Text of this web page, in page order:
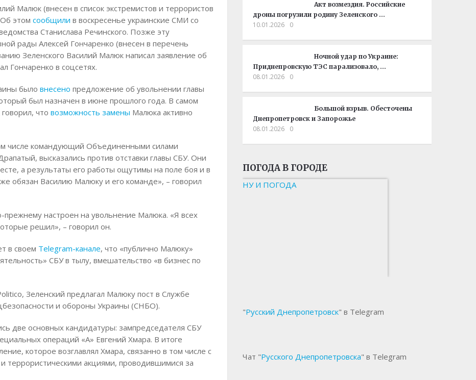
Малюк (внесен в список экстремистов и террористов
этом сообщили в воскресенье украинские СМИ со
Станислава Речинского. Позже эту
рады Алексей Гончаренко (внесен в перечень
Зеленского Василий Малюк написал заявление об
Гончаренко в соцсетях.
было внесено предложение об увольнении главы
был назначен в июне прошлого года. В самом
что возможность замены Малюка активно
числе командующий Объединенными силами
высказались против отставки главы СБУ. Они
а результаты его работы ощутимы на поле боя и в
обязан Василию Малюку и его команде», – говорил
прежнему настроен на увольнение Малюка. «Я всех
решил», – говорил он.
в своем Telegram-канале, что «публично Малюку»
СБУ в тылу, вмешательство «в бизнес по
Зеленский предлагал Малюку пост в Службе
и обороны Украины (СНБО).
две основных кандидатуры: зампредседателя СБУ
операций «А» Евгений Хмара. В итоге
которое возглавлял Хмара, связанно в том числе с
акциями, проводившимися за
Акт возмездия. Российские
дроны погрузили родину Зеленского …
10.01.2026 0
Ночной удар по Украине:
Приднепровскую ТЭС парализовало, …
08.01.2026 0
Большой взрыв. Обесточены
Днепропетровск и Запорожье
08.01.2026 0
ПОГОДА В ГОРОДЕ
НУ И ПОГОДА
"Русский Днепропетровск" в Telegram
Чат "Русского Днепропетровска" в Telegram